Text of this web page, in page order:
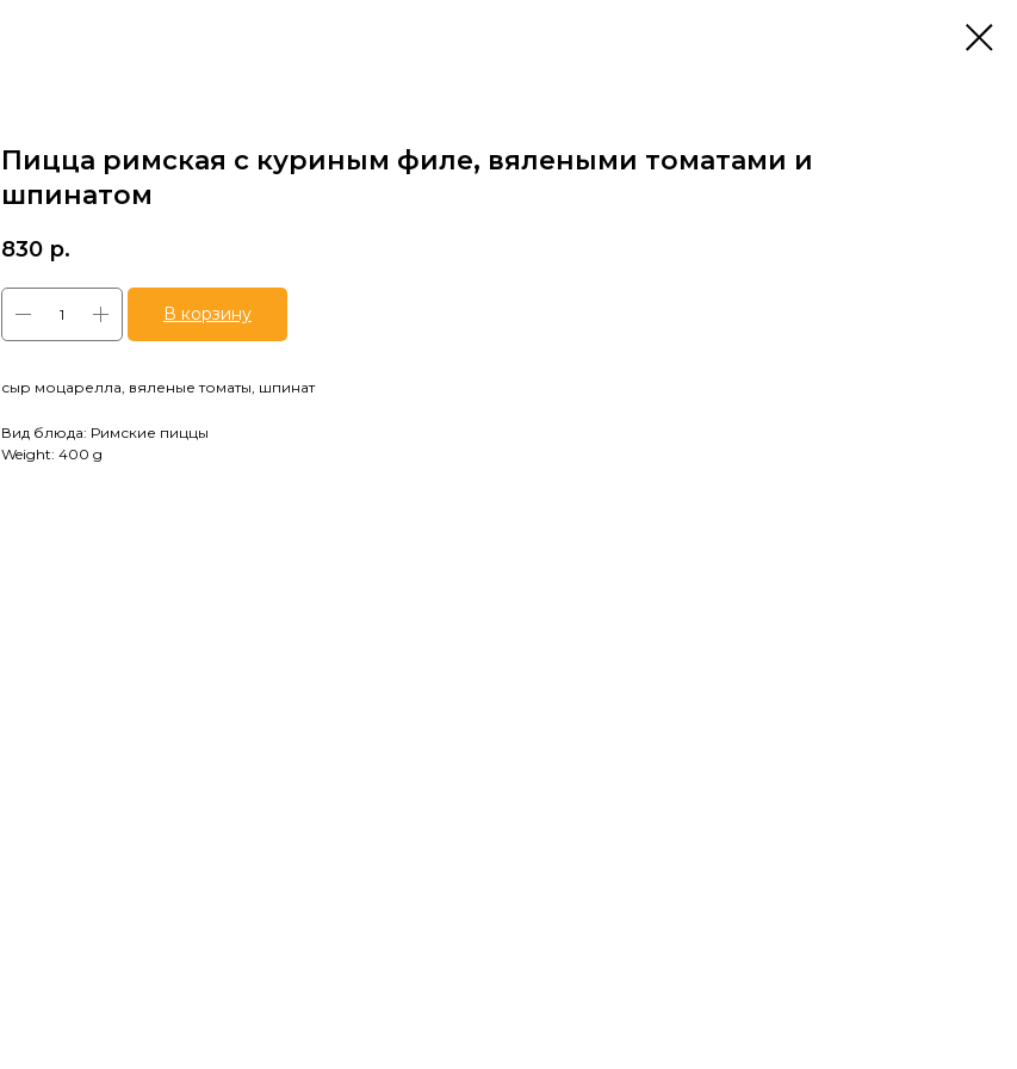
Пицца римская с куриным филе, вялеными томатами и
шпинатом
830 р.
В корзину
сыр моцарелла, вяленые томаты, шпинат
Вид блюда: Римские пиццы
Weight: 400 g